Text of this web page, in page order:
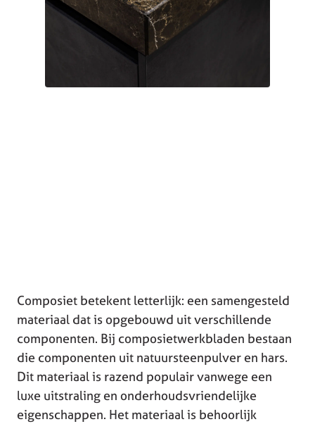
Composiet betekent letterlijk: een samengesteld
materiaal dat is opgebouwd uit verschillende
componenten. Bij composietwerkbladen bestaan
die componenten uit natuursteenpulver en hars.
Dit materiaal is razend populair vanwege een
luxe uitstraling en onderhoudsvriendelijke
eigenschappen. Het materiaal is behoorlijk